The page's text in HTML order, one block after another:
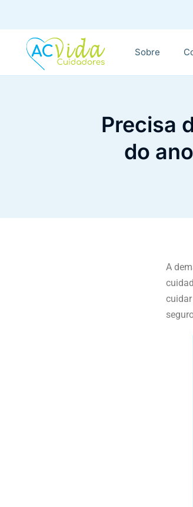
Sobre
Precisa
do
A